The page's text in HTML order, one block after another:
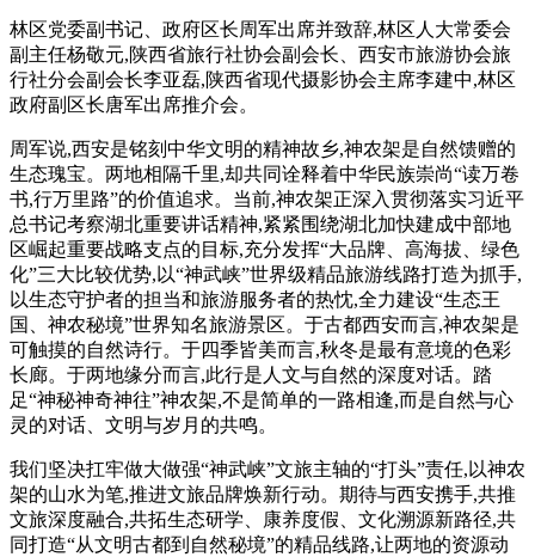
林区党委副书记、政府区长周军出席并致辞,林区人大常委会
副主任杨敬元,陕西省旅行社协会副会长、西安市旅游协会旅
行社分会副 会长李亚磊,陕西省现代摄影协会主席李建中,林区
政府副区长唐军出席推介会。
周军说,西安是铭刻中华文明的精神故乡,神农架是自然馈赠的
生态瑰宝。两地相隔千里,却共同诠释着中华民族崇尚“读万卷
书,行万里路”的价值追求。当前,神农架正深入贯彻落实习近平
总书记考察湖北重要讲话精神,紧紧围绕湖北加快建成中部地
区崛起重要战略支点的目标,充分发挥“大品牌、高海拔、绿色
化”三大比较优势,以“神武峡”世界级精品旅游线路打造为抓手,
以生态守护者的担当和旅游服务者的热忱,全力建设“生态王
国、神农秘境”世界知名旅游景区。于古都西安而言,神农架是
可触摸的自然诗行。于四季皆美而言,秋冬是最有意境的色彩
长廊。于两地缘分而言,此行是人文与自然的深度对话。踏
足“神秘神奇神往”神农架,不是简单的一路相逢,而是自然与心
灵的对话、文明与岁月的共鸣。
我们坚决扛牢做大做强“神武峡”文旅主轴的“打头”责任,以神农
架的山水为笔,推进文旅品牌焕新行动。 期待与西安携手,共推
文旅深度融合,共拓生态研学、康养度假、文化溯源新路径,共
同打造“从文明古都到自然秘境”的精品线路,让两地的资源动